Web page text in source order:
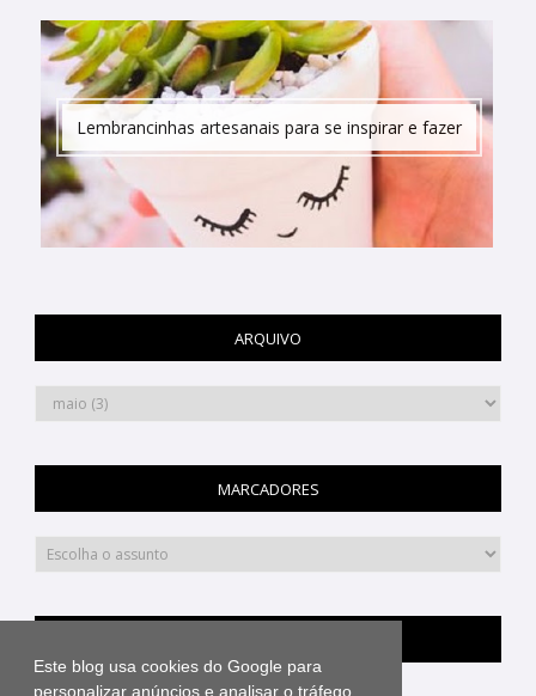
Este blog usa cookies do Google para
personalizar anúncios e analisar o tráfego.
Lembrancinhas artesanais para se inspirar e fazer
ARQUIVO
MARCADORES